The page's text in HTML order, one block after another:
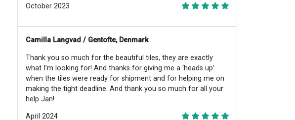
October 2023
Camilla Langvad / Gentofte, Denmark
Thank you so much for the beautiful tiles, they are exactly
what I’m looking for! And thanks for giving me a ‘heads up’
when the tiles were ready for shipment and for helping me on
making the tight deadline. And thank you so much for all your
help Jan!
April 2024